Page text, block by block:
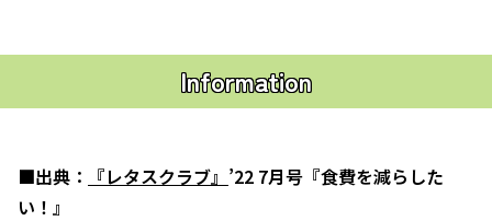
Information
■出典： 『レタスクラブ』 ’22 7月号『食費を減らした
い！』